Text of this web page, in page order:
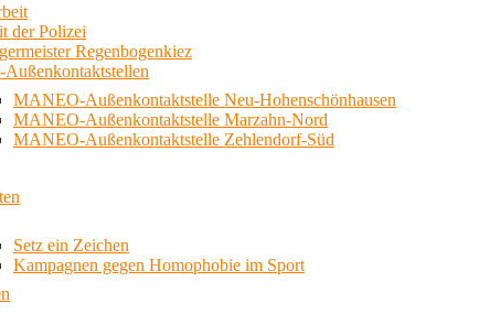
der Polizei
Regenbogenkiez
MANEO-Außenkontaktstelle Neu-Hohenschönhausen
MANEO-Außenkontaktstelle Marzahn-Nord
MANEO-Außenkontaktstelle Zehlendorf-Süd
Setz ein Zeichen
Kampagnen gegen Homophobie im Sport